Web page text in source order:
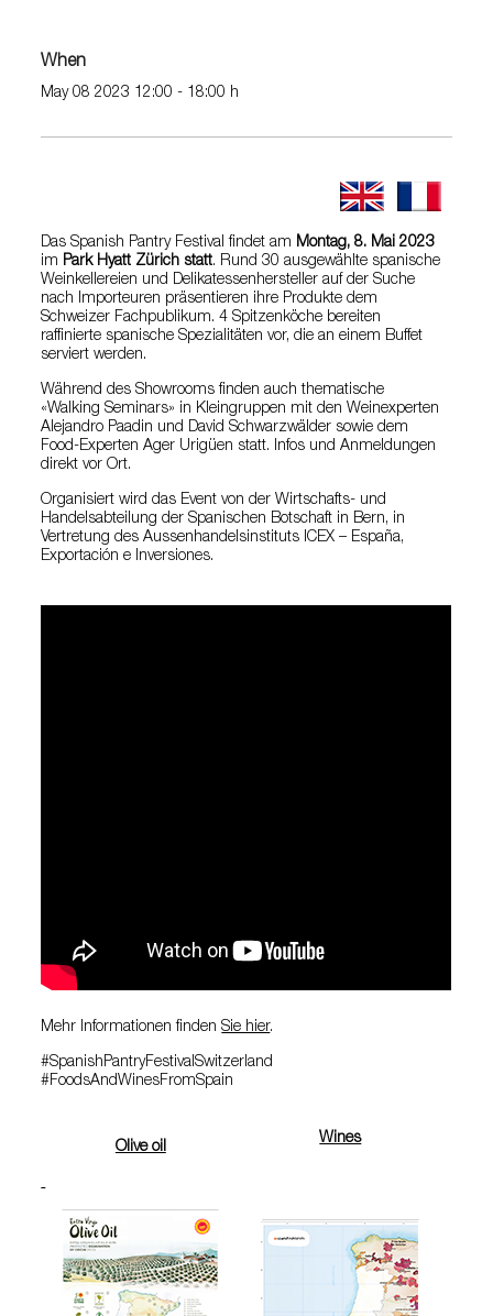
When
May 08 2023 12:00 - 18:00 h
Das Spanish Pantry Festival findet am Montag, 8. Mai 2023
im Park Hyatt Zürich statt. Rund 30 ausgewählte spanische
Weinkellereien und Delikatessenhersteller auf der Suche
nach Importeuren präsentieren ihre Produkte dem
Schweizer Fachpublikum. 4 Spitzenköche bereiten
raffinierte spanische Spezialitäten vor, die an einem Buffet
serviert werden.
Während des Showrooms finden auch thematische
«Walking Seminars» in Kleingruppen mit den Weinexperten
Alejandro Paadin und David Schwarzwälder sowie dem
Food-Experten Ager Urigüen statt. Infos und Anmeldungen
direkt vor Ort.
Organisiert wird das Event von der Wirtschafts- und
Handelsabteilung der Spanischen Botschaft in Bern, in
Vertretung des Aussenhandelsinstituts ICEX – España,
Exportación e Inversiones.
Mehr Informationen findenSie hier.
#SpanishPantryFestivalSwitzerland
#FoodsAndWinesFromSpain
Olive oil
Wines